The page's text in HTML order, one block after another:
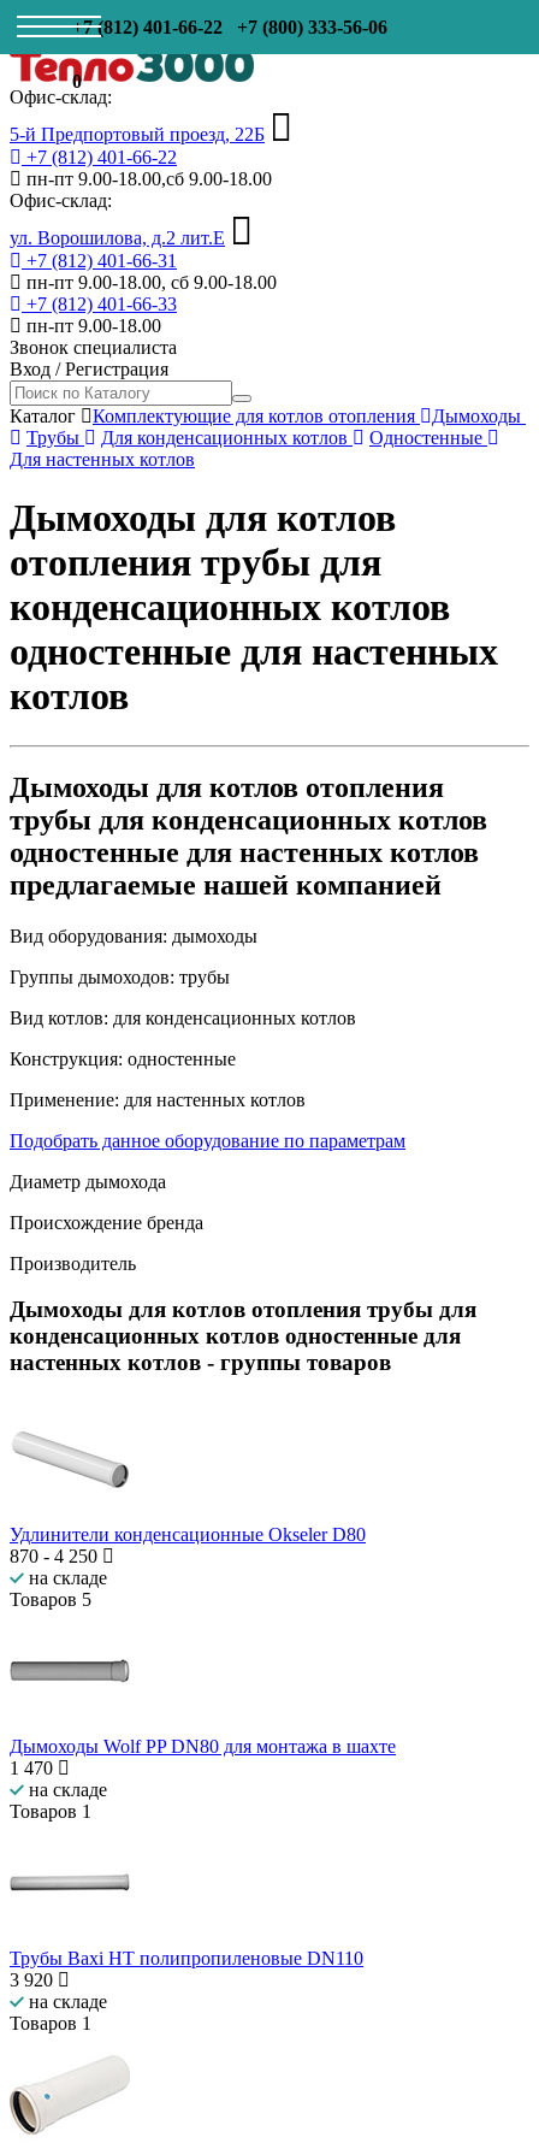
+7 (812) 401-66-22 +7 (800) 333-56-06
0
Офис-склад:
5-й Предпортовый проезд, 22Б
+7 (812) 401-66-22
пн-пт 9.00-18.00,сб 9.00-18.00
Офис-склад:
ул. Ворошилова, д.2 лит.Е
+7 (812) 401-66-31
пн-пт 9.00-18.00, сб 9.00-18.00
+7 (812) 401-66-33
пн-пт 9.00-18.00
Звонок специалиста
Вход /Регистрация
Каталог Комплектующие для котлов отопления
Дымоходы
Трубы
Для конденсационных котлов
Одностенные
Для настенных котлов
Дымоходы для котлов
отопления трубы для
конденсационных котлов
одностенные для настенных
котлов
Дымоходы для котлов отопления
трубы для конденсационных котлов
одностенные для настенных котлов
предлагаемые нашей компанией
Вид оборудования: дымоходы
Группы дымоходов: трубы
Вид котлов: для конденсационных котлов
Конструкция: одностенные
Применение: для настенных котлов
Подобрать данное оборудование по параметрам
Диаметр дымохода
Происхождение бренда
Производитель
Дымоходы для котлов отопления трубы для
конденсационных котлов одностенные для
настенных котлов - группы товаров
Удлинители конденсационные Okseler D80
870 - 4 250
на складе
Товаров 5
Дымоходы Wolf PP DN80 для монтажа в шахте
1 470
на складе
Товаров 1
Трубы Baxi НТ полипропиленовые DN110
3 920
на складе
Товаров 1